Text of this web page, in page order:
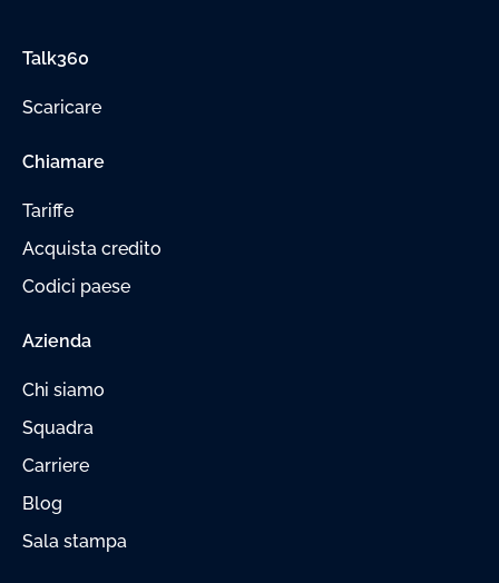
Talk360
Scaricare
Chiamare
Tariffe
Acquista credito
Codici paese
Azienda
Chi siamo
Squadra
Carriere
Blog
Sala stampa